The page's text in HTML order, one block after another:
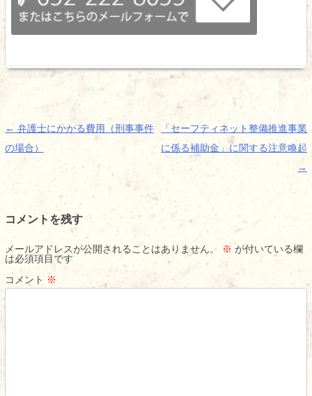
投
稿
ー
シ
ョ
ン
← 弁護士にかかる費用（刑事事件
の場合）
「セーフティネット整備推進事業
に係る補助金」に関する注意喚起
→
コメントを残す
メールアドレスが公開されることはありません。 ※ が付いている欄
は必須項目です
コメント ※